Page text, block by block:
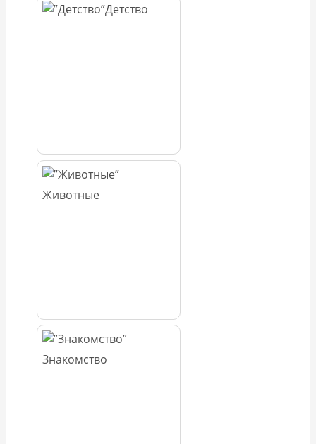
Детство
Животные
Знакомство